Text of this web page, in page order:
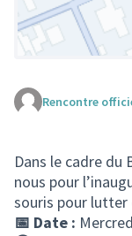
(Lien externe)
Rencontre
Dans le cadre
nous pour
souris pour lutter
📅 Date :